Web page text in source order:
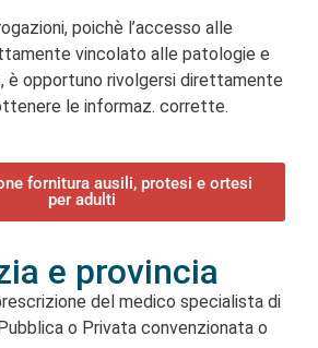
poichè l’accesso alle
vincolato alle patologie e
è opportuno rivolgersi direttamente
le informaz. corrette.
fornitura ausili, protesi e ortesi
per adulti
e provincia
del medico specialista di
o Privata convenzionata o